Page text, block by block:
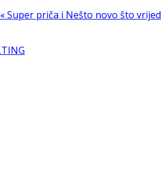
« Super priča i Nešto novo što